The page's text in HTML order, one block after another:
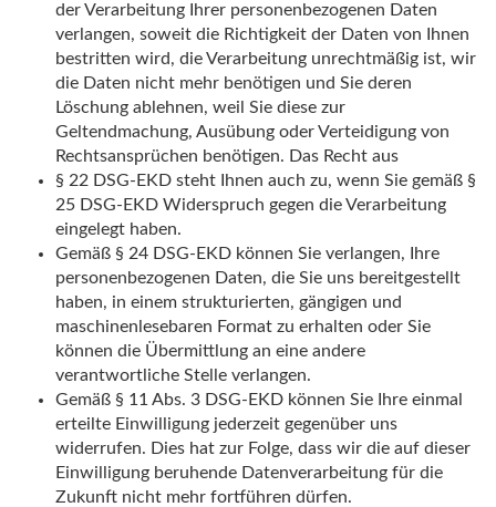
der Verarbeitung Ihrer personenbezogenen Daten
verlangen, soweit die Richtigkeit der Daten von Ihnen
bestritten wird, die Verarbeitung unrechtmäßig ist, wir
die Daten nicht mehr benötigen und Sie deren
Löschung ablehnen, weil Sie diese zur
Geltendmachung, Ausübung oder Verteidigung von
Rechtsansprüchen benötigen. Das Recht aus
§ 22 DSG-EKD steht Ihnen auch zu, wenn Sie gemäß §
25 DSG-EKD Widerspruch gegen die Verarbeitung
eingelegt haben.
Gemäß § 24 DSG-EKD können Sie verlangen, Ihre
personenbezogenen Daten, die Sie uns bereitgestellt
haben, in einem strukturierten, gängigen und
maschinenlesebaren Format zu erhalten oder Sie
können die Übermittlung an eine andere
verantwortliche Stelle verlangen.
Gemäß § 11 Abs. 3 DSG-EKD können Sie Ihre einmal
erteilte Einwilligung jederzeit gegenüber uns
widerrufen. Dies hat zur Folge, dass wir die auf dieser
Einwilligung beruhende Datenverarbeitung für die
Zukunft nicht mehr fortführen dürfen.